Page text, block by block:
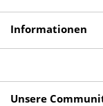
Informationen
Unsere